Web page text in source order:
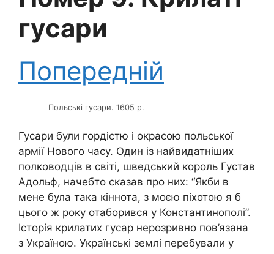
гусари
Попередній
Польські гусари. 1605 р.
Гусари були гордістю і окрасою польської
армії Нового часу. Один із найвидатніших
полководців в світі, шведський король Густав
Адольф, начебто сказав про них: “Якби в
мене була така кіннота, з моєю піхотою я б
цього ж року отаборився у Константинополі”.
Історія крилатих гусар нерозривно пов’язана
з Україною. Українські землі перебували у